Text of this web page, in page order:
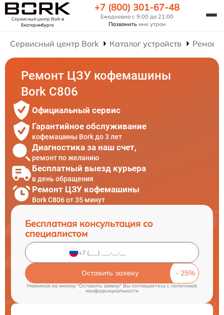
Сервисный центр Borkв
Екатеринбурге
+7 (800) 301-67-48
Ежедневно с 9:00 до 21:00
Позвонить мне утром
Сервисный центр Bork Каталог устройств
Ремонт ЦЗУ кофемашины
Bork C806
Официальный сервис
Гарантийное обслуживание
кофемашины Bork до 3 лет
Диагностика за наш счет,
ремонт по желанию
Бесплатный выезд курьера
в день обращения
Ремонт ЦЗУ кофемашины
Bork C806 от 35 минут
Бесплатная консультация со
специалистом
Оставить заявку
Нажимая на кнопку "Оставить заявку" Вы соглашаетесь cполитикой
конфиденциальности